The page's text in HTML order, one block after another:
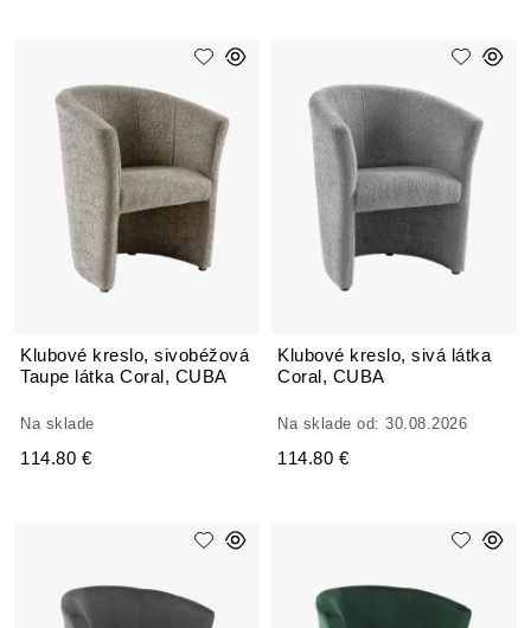
Klubové kreslo, sivobéžová
Taupe látka Coral, CUBA
Na sklade
114.80 €
Klubové kreslo, sivá látka
Coral, CUBA
Na sklade od: 30.08.2026
114.80 €